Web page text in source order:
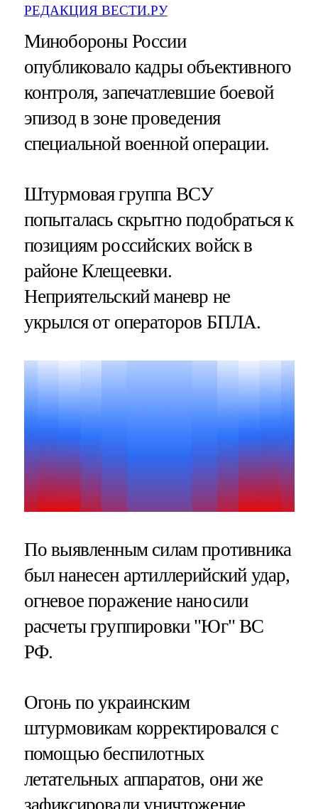
РЕДАКЦИЯ ВЕСТИ.РУ
Минобороны России
опубликовало кадры объективного
контроля, запечатлевшие боевой
эпизод в зоне проведения
специальной военной операции.
Штурмовая группа ВСУ
попыталась скрытно подобраться к
позициям российских войск в
районе Клещеевки.
Неприятельский маневр не
укрылся от операторов БПЛА.
По выявленным силам противника
был нанесен артиллерийский удар,
огневое поражение наносили
расчеты группировки "Юг" ВС
РФ.
Огонь по украинским
штурмовикам корректировался с
помощью беспилотных
летательных аппаратов, они же